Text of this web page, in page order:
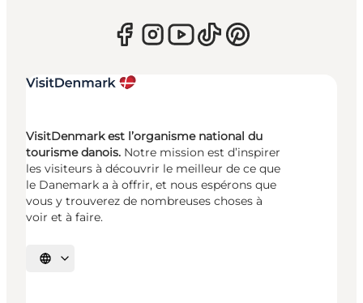
VisitDenmark est l’organisme national du
tourisme danois. Notre mission est d’inspirer
les visiteurs à découvrir le meilleur de ce que
le Danemark a à offrir, et nous espérons que
vous y trouverez de nombreuses choses à
voir et à faire.
Choisissez la langue